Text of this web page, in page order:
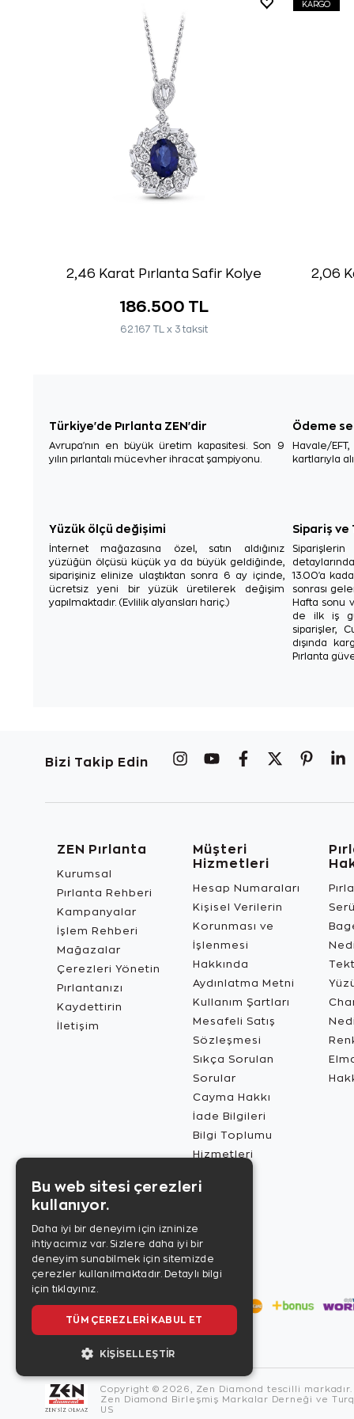
2,46 Karat Pırlanta Safir Kolye
186.500 TL
62.167 TL x 3 taksit
KARGO
2,06
Türkiye'de Pırlanta ZEN'dir
Avrupa'nın en büyük üretim kapasitesi. Son 9
yılın pırlantalı mücevher ihracat şampiyonu.
Ödeme
Havale/
kartlarıyla
Yüzük ölçü değişimi
İnternet mağazasına özel, satın aldığınız
yüzüğün ölçüsü küçük ya da büyük geldiğinde,
siparişiniz elinize ulaştıktan sonra 6 ay içinde,
ücretsiz yeni bir yüzük üretilerek değişim
yapılmaktadır. (Evlilik alyansları hariç.)
Sipariş ve
13.00'a
sonrası
Hafta sonu
de ilk iş
siparişler,
dışında
Pırlanta
Bizi Takip Edin
ZEN Pırlanta
Kurumsal
Pırlanta Rehberi
Kampanyalar
İşlem Rehberi
Mağazalar
Çerezleri Yönetin
Pırlantanızı
Kaydettirin
İletişim
Müşteri
Hizmetleri
Hesap Numaraları
Kişisel Verilerin
Korunması ve
İşlenmesi
Hakkında
Aydınlatma Metni
Kullanım Şartları
Mesafeli Satış
Sözleşmesi
Sıkça Sorulan
Sorular
Cayma Hakkı
İade Bilgileri
Bilgi Toplumu
Hizmetleri
Copyright © 2026, Zen Diamond tescilli markadır.
Zen Diamond Birleşmiş Markalar Derneği ve
US
Bu web sitesi çerezleri
kullanıyor.
Daha iyi bir deneyim için izninize
ihtiyacımız var. Sizlere daha iyi bir
deneyim sunabilmek için sitemizde
çerezler kullanılmaktadır. Detaylı bilgi
için tıklayınız.
TÜM ÇEREZLERI KABUL ET
KIŞISELLEŞTIR